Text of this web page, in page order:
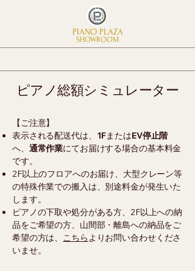
SHOWROOM
PIANO PLAZA
​ピアノ総額シミュレーター
​​【ご注意】
表示される配送代は、 1FまたはEV停止階
へ、 通常作業にてお届けする場合の基本料金
です。
2F以上のフロアへのお届け、大型クレーン等
の特殊作業での搬入は、別途料金が発生いた
します。
ピアノの下取や処分がある方、2F以上への納
品をご希望の方、山間部・離島への納品をご
希望の方は、​ こちらよりお問い合わせくださ
いませ。